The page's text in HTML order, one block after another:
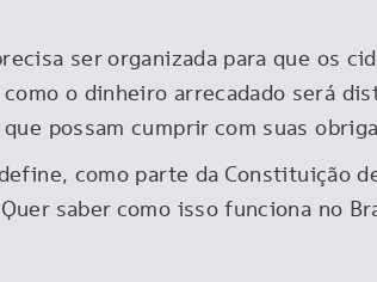
ser organizada para que os
o dinheiro arrecadado será
possam cumprir com suas
como parte da Constituição
saber como isso funciona no